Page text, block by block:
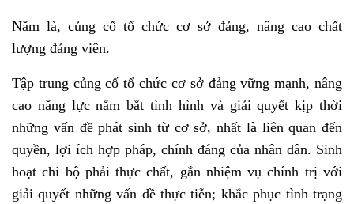
Năm là, củng cố tổ chức cơ sở đảng, nâng cao chất
lượng đảng viên.
Tập trung củng cố tổ chức cơ sở đảng vững mạnh, nâng
cao năng lực nắm bắt tình hình và giải quyết kịp thời
những vấn đề phát sinh từ cơ sở, nhất là liên quan đến
quyền, lợi ích hợp pháp, chính đáng của nhân dân. Sinh
hoạt chi bộ phải thực chất, gắn nhiệm vụ chính trị với
giải quyết những vấn đề thực tiễn; khắc phục tình trạng